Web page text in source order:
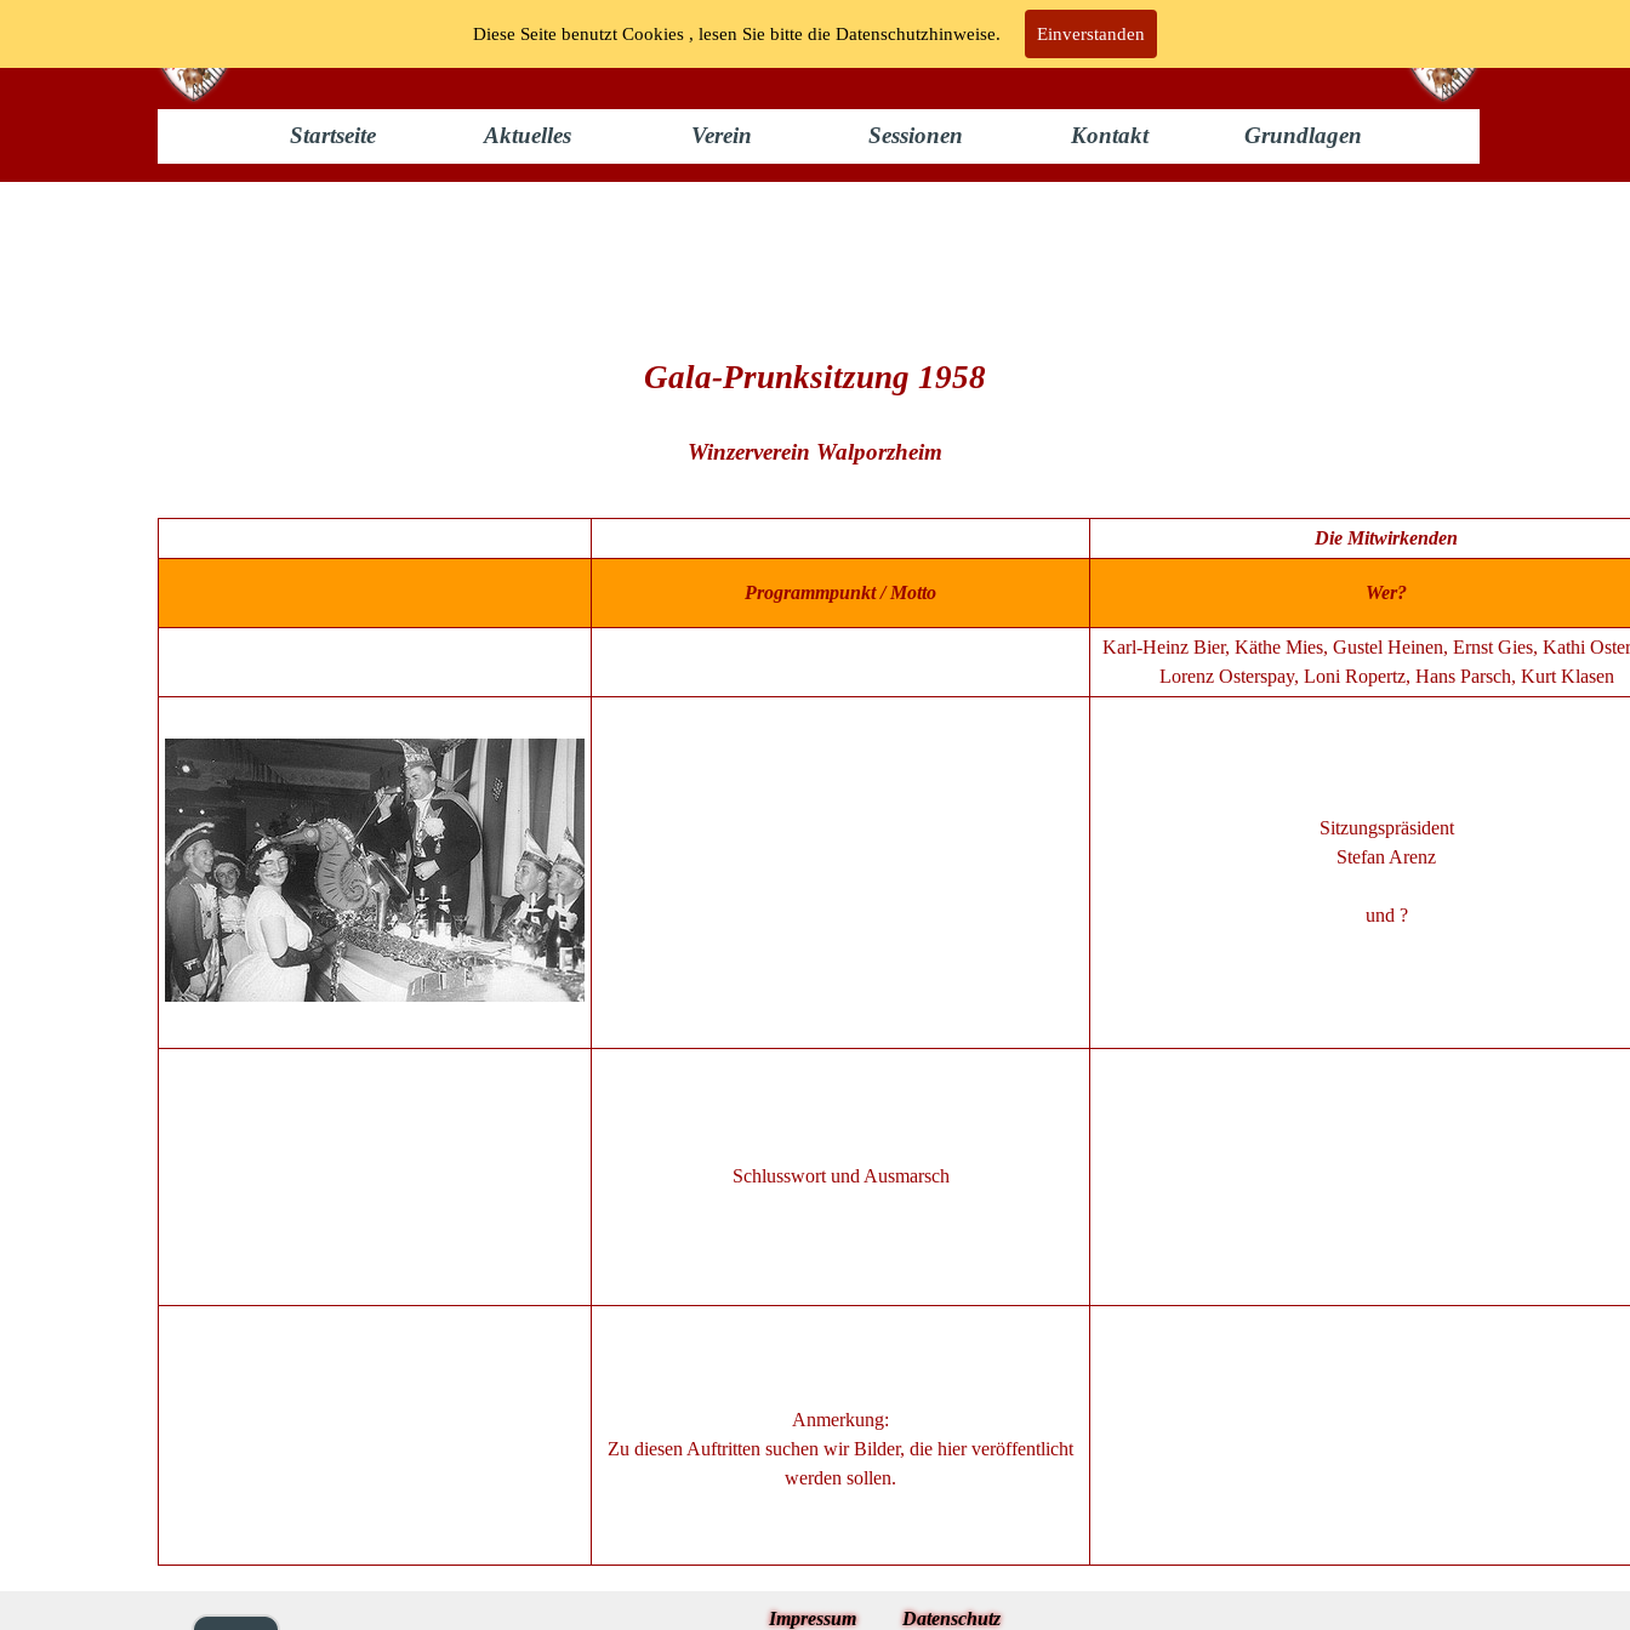
Diese Seite benutzt Cookies , lesen Sie bitte die Datenschutzhinweise. Einverstanden
Startseite Aktuelles Verein Sessionen Kontakt Grundlagen
KG "Bunte Kuh" Walporzheim e.V.
Gala-Prunksitzung 1958
Winzerverein Walporzheim
Die Mitwirkenden
Programmpunkt / Motto Wer?
Karl-Heinz Bier, Käthe Mies, Gustel Heinen, Ernst Gies, Kathi
Lorenz Osterspay, Loni Ropertz, Hans Parsch, Kurt Klasen
Sitzungspräsident
Stefan Arenz
und ?
Schlusswort und Ausmarsch
Anmerkung:
Zu diesen Auftritten suchen wir Bilder, die hier veröffentlicht
werden sollen.
Impressum Datenschutz